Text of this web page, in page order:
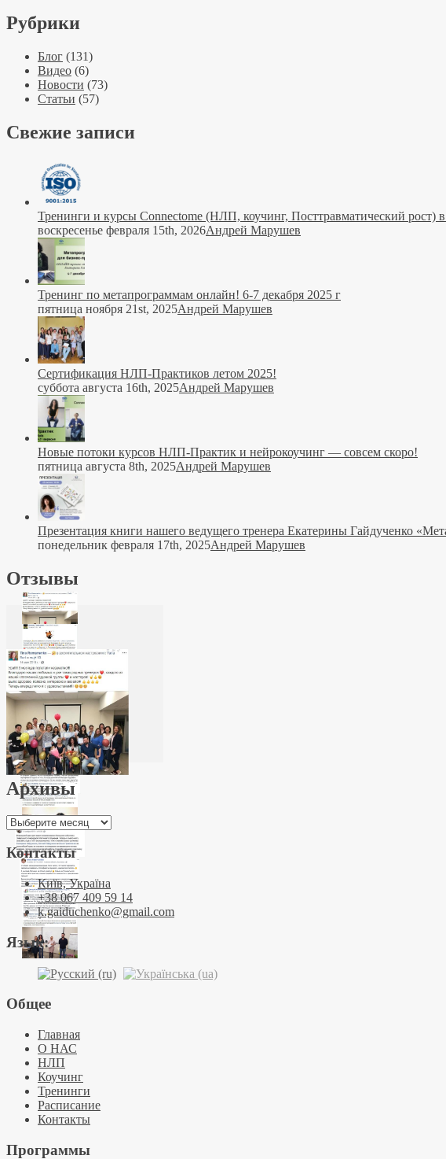
Рубрики
Блог (131)
Видео (6)
Новости (73)
Статьи (57)
Свежие записи
Тренинги и курсы Connectome (НЛП, коучинг, Посттравматический рост)
воскресенье февраля 15th, 2026Андрей Марушев
Тренинг по метапрограммам онлайн! 6-7 декабря 2025 г
пятница ноября 21st, 2025Андрей Марушев
Сертификация НЛП-Практиков летом 2025!
суббота августа 16th, 2025Андрей Марушев
Новые потоки курсов НЛП-Практик и нейрокоучинг — совсем скоро!
пятница августа 8th, 2025Андрей Марушев
Презентация книги нашего ведущего тренера Екатерины Гайдученко
понедельник февраля 17th, 2025Андрей Марушев
Отзывы
Архивы
Архивы
Контакты
Київ, Україна
+38 067 409 59 14
k.gaiduchenko@gmail.com
Язык:
Общее
Главная
О НАС
НЛП
Коучинг
Тренинги
Расписание
Контакты
Программы